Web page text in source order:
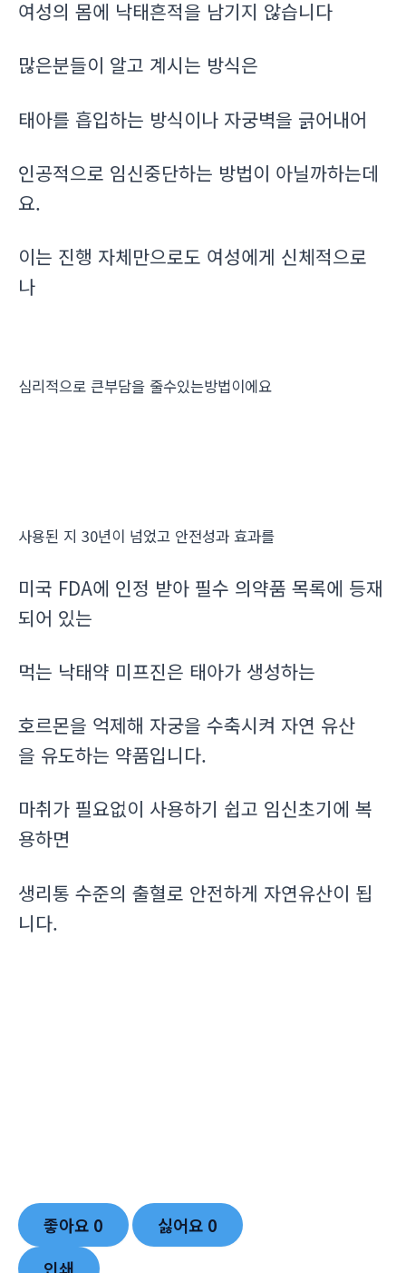
여성의 몸에 낙태흔적을 남기지 않습니다
많은분들이 알고 계시는 방식은
태아를 흡입하는 방식이나 자궁벽을 긁어내어
인공적으로 임신중단하는 방법이 아닐까하는데
요.
이는 진행 자체만으로도 여성에게 신체적으로
나
심리적으로 큰부담을 줄수있는방법이에요
사용된 지 30년이 넘었고 안전성과 효과를
미국 FDA에 인정 받아 필수 의약품 목록에 등재
되어 있는
먹는 낙태약 미프진은 태아가 생성하는
호르몬을 억제해 자궁을 수축시켜 자연 유산
을 유도하는 약품입니다.
마취가 필요없이 사용하기 쉽고 임신초기에 복
용하면
생리통 수준의 출혈로 안전하게 자연유산이 됩
니다.
좋아요 0 싫어요 0